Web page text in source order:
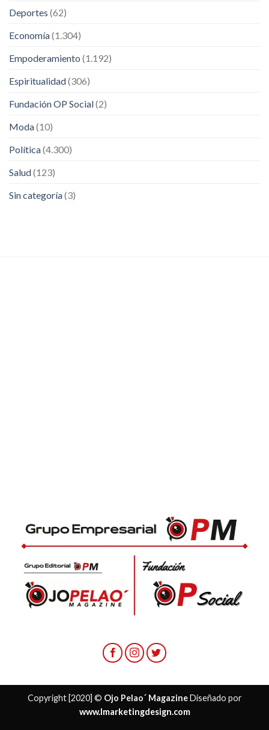
Deportes (62)
Economía(1.304)
Empoderamiento (1.192)
Espiritualidad(306)
Fundación OP Social(2)
Moda(10)
Política(4.300)
Salud(123)
Sin categoría(3)
Copyright [2020] © Ojo Pelao´ MagazineDiseñado por
www.lmarketingdesign.com